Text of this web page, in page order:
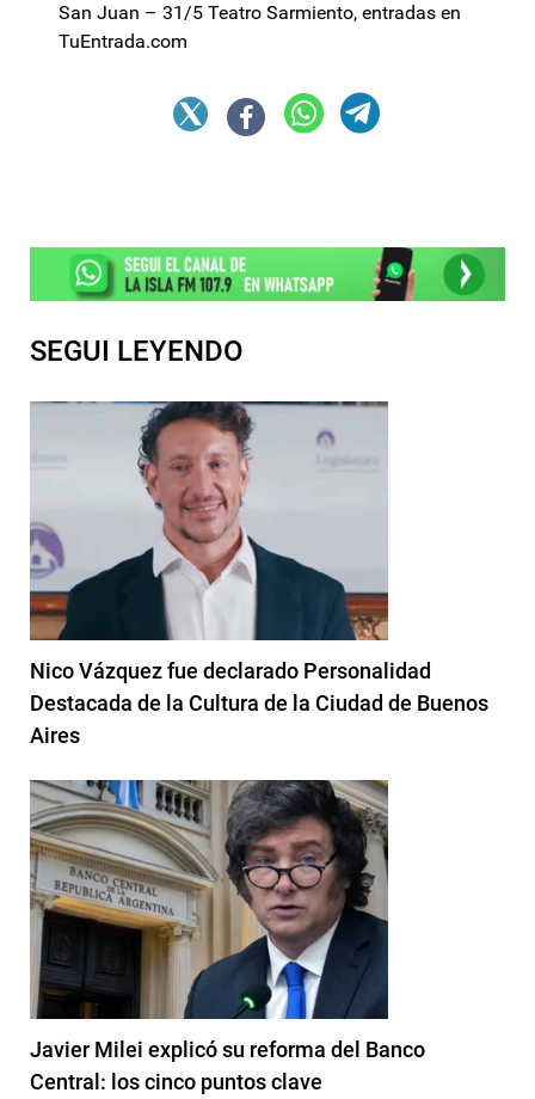
San Juan – 31/5 Teatro Sarmiento, entradas en
TuEntrada.com
SEGUI LEYENDO
Nico Vázquez fue declarado Personalidad
Destacada de la Cultura de la Ciudad de Buenos
Aires
Javier Milei explicó su reforma del Banco
Central: los cinco puntos clave